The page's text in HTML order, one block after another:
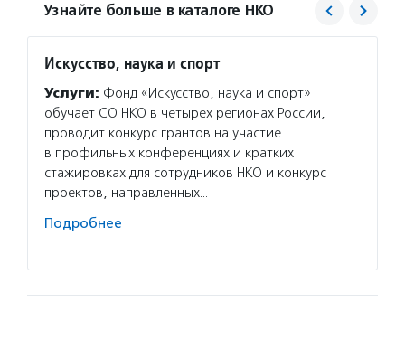
Узнайте больше в каталоге НКО
Искусство, наука и спорт
Услуги: Фонд «Искусство, наука и спорт»
обучает СО НКО в четырех регионах России,
проводит конкурс грантов на участие
в профильных конференциях и кратких
стажировках для сотрудников НКО и конкурс
проектов, направленных…
Подробнее